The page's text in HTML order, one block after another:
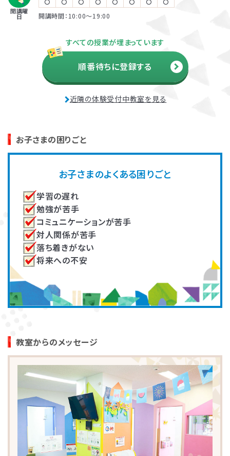
放課後等デイサービス
資料・体験授業のお問い合わせ
個人情報保護方針 サイトマップ
LITALICOワンダー
LITALICOライフ
LITALICOワークス
LITALICO仕事ナビ
LITALICOキャリア
LITALICO教育ソフト
LITALICO発達特性検査
LITALICO研究所
開講曜
日 開講時間：10:00〜19:00
すべての授業が埋まっています
順番待ちに登録する
近隣の体験受付中教室を見る
お子さまの困りごと
お子さまのよくある困りごと
学習の遅れ
勉強が苦手
コミュニケーションが苦手
対人関係が苦手
落ち着きがない
将来への不安
教室からのメッセージ
ランスよく働きかけていきます。
わかる本』監修
作業療法士（OT）
『ADHDの子どもたち』『臨床 作業
言語聴覚士
発達に凸凹のあるお子さんへの
未就学児の家族支援プログラム
他、各教室の指導員育成に従事。
大学で非常勤講師として教育者
の養成。新人研修や一定期間の
他にも発達障害児教育の分野において専門性の高
いスーパーバイザーが多数在籍し、各教室の指導
生活保護
受給世帯
市町村民税
課税世帯
市町村民税
課税世帯
前年度の年間所得
890万円
4,600円
課税世帯
前年度の年間所得
890万円
までの世帯